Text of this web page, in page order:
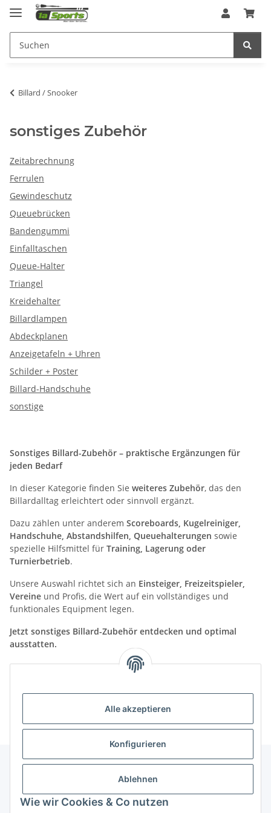
Alle akzeptieren
Konfigurieren
Ablehnen
Wie wir Cookies & Co nutzen
Billard / Snooker
sonstiges Zubehör
Zeitabrechnung
Ferrulen
Gewindeschutz
Queuebrücken
Bandengummi
Einfalltaschen
Queue-Halter
Triangel
Kreidehalter
Billardlampen
Abdeckplanen
Anzeigetafeln + Uhren
Schilder + Poster
Billard-Handschuhe
sonstige
Sonstiges Billard-Zubehör – praktische Ergänzungen für
jeden Bedarf
In dieser Kategorie finden Sie weiteres Zubehör, das den
Billardalltag erleichtert oder sinnvoll ergänzt.
Dazu zählen unter anderem Scoreboards, Kugelreiniger,
Handschuhe, Abstandshilfen, Queuehalterungen sowie
spezielle Hilfsmittel für Training, Lagerung oder
Turnierbetrieb.
Unsere Auswahl richtet sich an Einsteiger, Freizeitspieler,
Vereine und Profis, die Wert auf ein vollständiges und
funktionales Equipment legen.
Jetzt sonstiges Billard-Zubehör entdecken und optimal
ausstatten.